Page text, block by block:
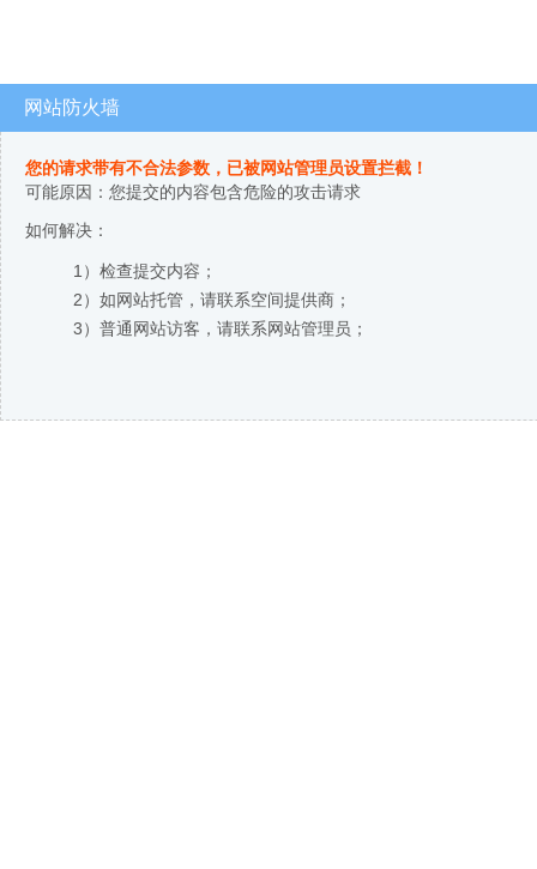
网站防火墙
您的请求带有不合法参数，已被网站管理员设置拦截！
可能原因：您提交的内容包含危险的攻击请求
如何解决：
1）检查提交内容；
2）如网站托管，请联系空间提供商；
3）普通网站访客，请联系网站管理员；